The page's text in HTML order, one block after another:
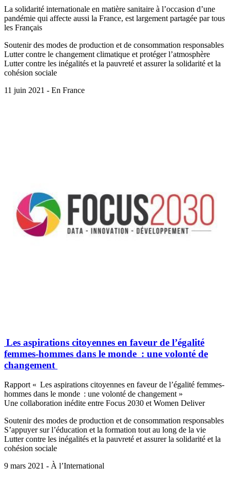
La solidarité internationale en matière sanitaire à l’occasion d’une
pandémie qui affecte aussi la France, est largement partagée par tous
les Français
Soutenir des modes de production et de consommation responsables
Lutter contre le changement climatique et protéger l’atmosphère
Lutter contre les inégalités et la pauvreté et assurer la solidarité et la
cohésion sociale
11 juin 2021 - En France
Les aspirations citoyennes en faveur de l’égalité
femmes-hommes dans le monde : une volonté de
changement
Rapport « Les aspirations citoyennes en faveur de l’égalité femmes-
hommes dans le monde : une volonté de changement »
Une collaboration inédite entre Focus 2030 et Women Deliver
Soutenir des modes de production et de consommation responsables
S’appuyer sur l’éducation et la formation tout au long de la vie
Lutter contre les inégalités et la pauvreté et assurer la solidarité et la
cohésion sociale
9 mars 2021 - À l’International